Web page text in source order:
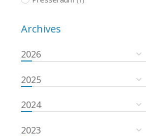
Archives
2026
2025
2024
2023